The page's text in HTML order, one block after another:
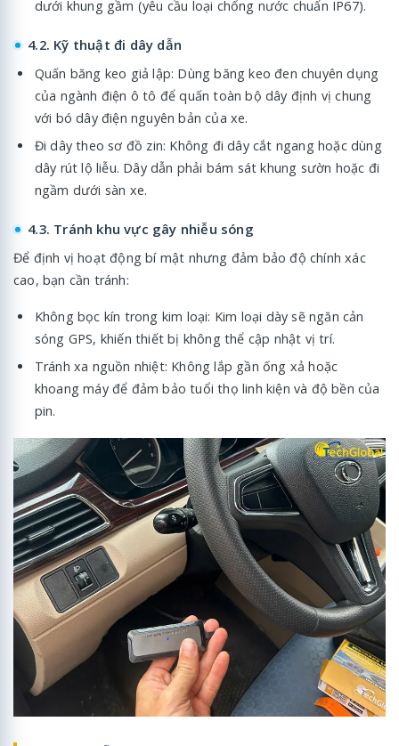
dưới khung gầm (yêu cầu loại chống nước chuẩn IP67).
4.2. Kỹ thuật đi dây dẫn
Quấn băng keo giả lập: Dùng băng keo đen chuyên dụng
của ngành điện ô tô để quấn toàn bộ dây định vị chung
với bó dây điện nguyên bản của xe.
Đi dây theo sơ đồ zin: Không đi dây cắt ngang hoặc dùng
dây rút lộ liễu. Dây dẫn phải bám sát khung sườn hoặc đi
ngầm dưới sàn xe.
4.3. Tránh khu vực gây nhiễu sóng
Để định vị hoạt động bí mật nhưng đảm bảo độ chính xác
cao, bạn cần tránh:
Không bọc kín trong kim loại: Kim loại dày sẽ ngăn cản
sóng GPS, khiến thiết bị không thể cập nhật vị trí.
Tránh xa nguồn nhiệt: Không lắp gần ống xả hoặc
khoang máy để đảm bảo tuổi thọ linh kiện và độ bền của
pin.